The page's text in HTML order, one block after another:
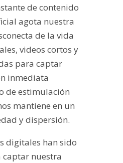
de contenido
agota nuestra
de la vida
videos cortos y
para captar
inmediata
de estimulación
mantiene en un
y dispersión.
digitales han sido
nuestra